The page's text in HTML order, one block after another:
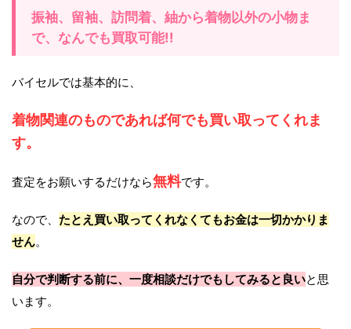
振袖、留袖、訪問着、紬から着物以外の小物ま
で、なんでも買取可能!!
バイセルでは基本的に、
着物関連のものであれば何でも買い取ってくれま
す。
査定をお願いするだけなら無料です。
なので、 たとえ買い取ってくれなくてもお金は一切かかりま
せん。
自分で判断する前に、一度相談だけでもしてみると良いと思
います。